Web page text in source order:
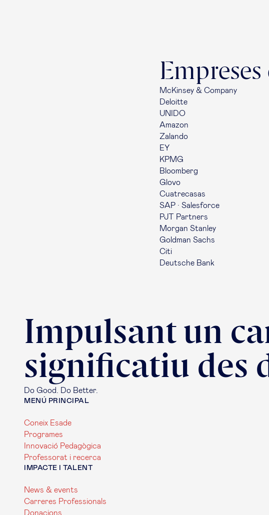
McKinsey & Company
Deloitte
UNIDO
Amazon
Zalando
EY
KPMG
Bloomberg
Glovo
Cuatrecasas
SAP · Salesforce
PJT Partners
Morgan Stanley
Goldman Sachs
Citi
Deutsche Bank
Impulsant un
significatiu des
Do Good. Do Better.
MENÚ PRINCIPAL
Coneix Esade
Programes
Innovació Pedagògica
Professorat i recerca
IMPACTE I TALENT
News & events
Carreres Professionals
Donacions